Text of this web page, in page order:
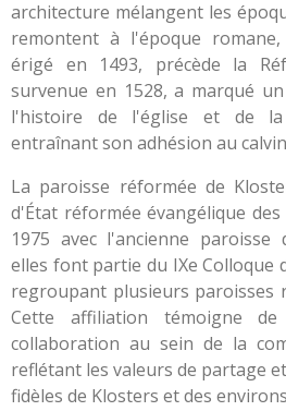
architecture mélangent les
remontent à l'époque
érigé en 1493, précède la
survenue en 1528, a marqué
l'histoire de l'église et de
entraînant son adhésion au
La paroisse réformée de
d'État réformée évangélique
1975 avec l'ancienne paroisse
elles font partie du IXe Colloque
regroupant plusieurs paroisses
Cette affiliation témoigne
collaboration au sein de la
reflétant les valeurs de partage
fidèles de Klosters et des